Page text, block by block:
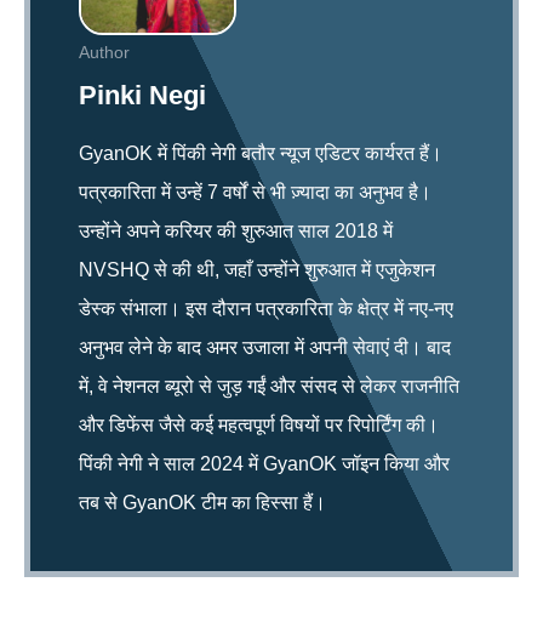
Author
Pinki Negi
GyanOK में पिंकी नेगी बतौर न्यूज एडिटर कार्यरत हैं।
पत्रकारिता में उन्हें 7 वर्षों से भी ज़्यादा का अनुभव है।
उन्होंने अपने करियर की शुरुआत साल 2018 में
NVSHQ से की थी, जहाँ उन्होंने शुरुआत में एजुकेशन
डेस्क संभाला। इस दौरान पत्रकारिता के क्षेत्र में नए-नए
अनुभव लेने के बाद अमर उजाला में अपनी सेवाएं दी। बाद
में, वे नेशनल ब्यूरो से जुड़ गईं और संसद से लेकर राजनीति
और डिफेंस जैसे कई महत्वपूर्ण विषयों पर रिपोर्टिंग की।
पिंकी नेगी ने साल 2024 में GyanOK जॉइन किया और
तब से GyanOK टीम का हिस्सा हैं।